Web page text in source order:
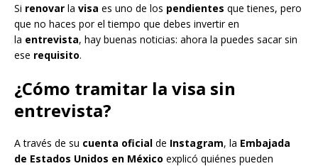
Si renovar la visa es uno de los pendientes que tienes, pero
que no haces por el tiempo que debes invertir en
la entrevista, hay buenas noticias: ahora la puedes sacar sin
ese requisito.
¿Cómo tramitar la visa sin
entrevista?
A través de su cuenta oficial de Instagram, la Embajada
de Estados Unidos en México explicó quiénes pueden